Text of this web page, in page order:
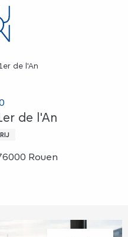
de l'An
de l'An
Rouen